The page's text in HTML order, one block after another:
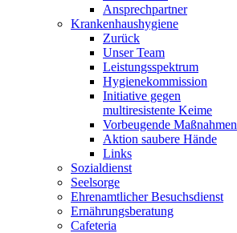
Ansprechpartner
Krankenhaushygiene
Zurück
Unser Team
Leistungsspektrum
Hygienekommission
Initiative gegen
multiresistente Keime
Vorbeugende Maßnahmen
Aktion saubere Hände
Links
Sozialdienst
Seelsorge
Ehrenamtlicher Besuchsdienst
Ernährungsberatung
Cafeteria